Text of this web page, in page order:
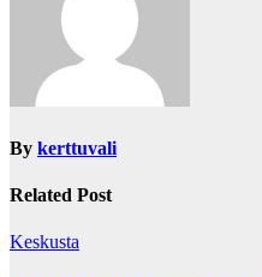
By kerttuvali
Related Post
Keskusta